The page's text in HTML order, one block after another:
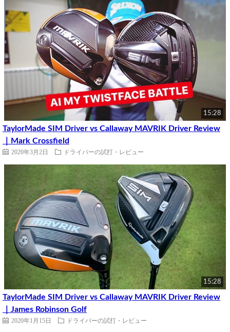
15:28
TaylorMade SIM Driver vs Callaway MAVRIK Driver Review
｜Mark Crossfield
2020年3月2日 ドライバーの試打・レビュー
15:28
TaylorMade SIM Driver vs Callaway MAVRIK Driver Review
｜James Robinson Golf
2020年1月15日 ドライバーの試打・レビュー